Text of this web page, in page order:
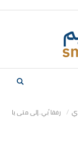
رفقا ًبي..إلى متى يا